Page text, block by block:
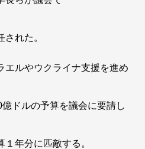
れた。
エルやウクライナ支援を進め
ドルの予算を議会に要請し
年分に匹敵する。